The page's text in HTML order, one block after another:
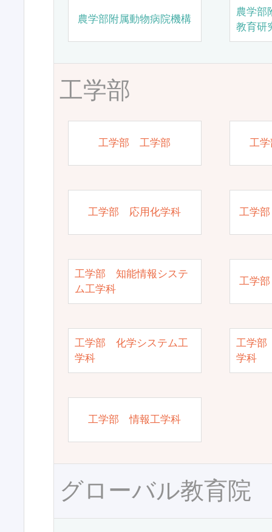
農学部附属動物病院機構
農学部
教育研
工学部
工学部 工学部 工
工学部 応用化学科 工学
工学部 知能情報システ
ム工学科
工学
工学部 化学システム工
学科
工学部
学科
工学部 情報工学科
グローバル教育院